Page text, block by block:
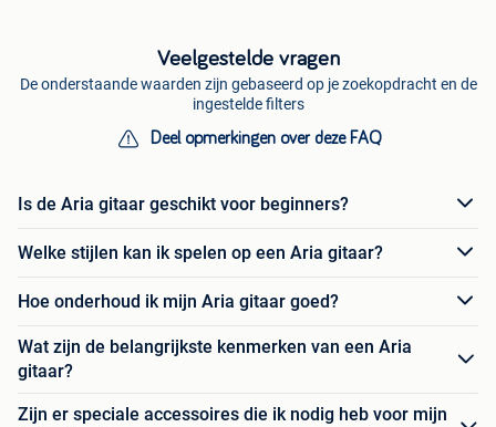
Veelgestelde vragen
De onderstaande waarden zijn gebaseerd op je zoekopdracht en de
ingestelde filters
Deel opmerkingen over deze FAQ
Is de Aria gitaar geschikt voor beginners?
Welke stijlen kan ik spelen op een Aria gitaar?
Hoe onderhoud ik mijn Aria gitaar goed?
Wat zijn de belangrijkste kenmerken van een Aria
gitaar?
Zijn er speciale accessoires die ik nodig heb voor mijn